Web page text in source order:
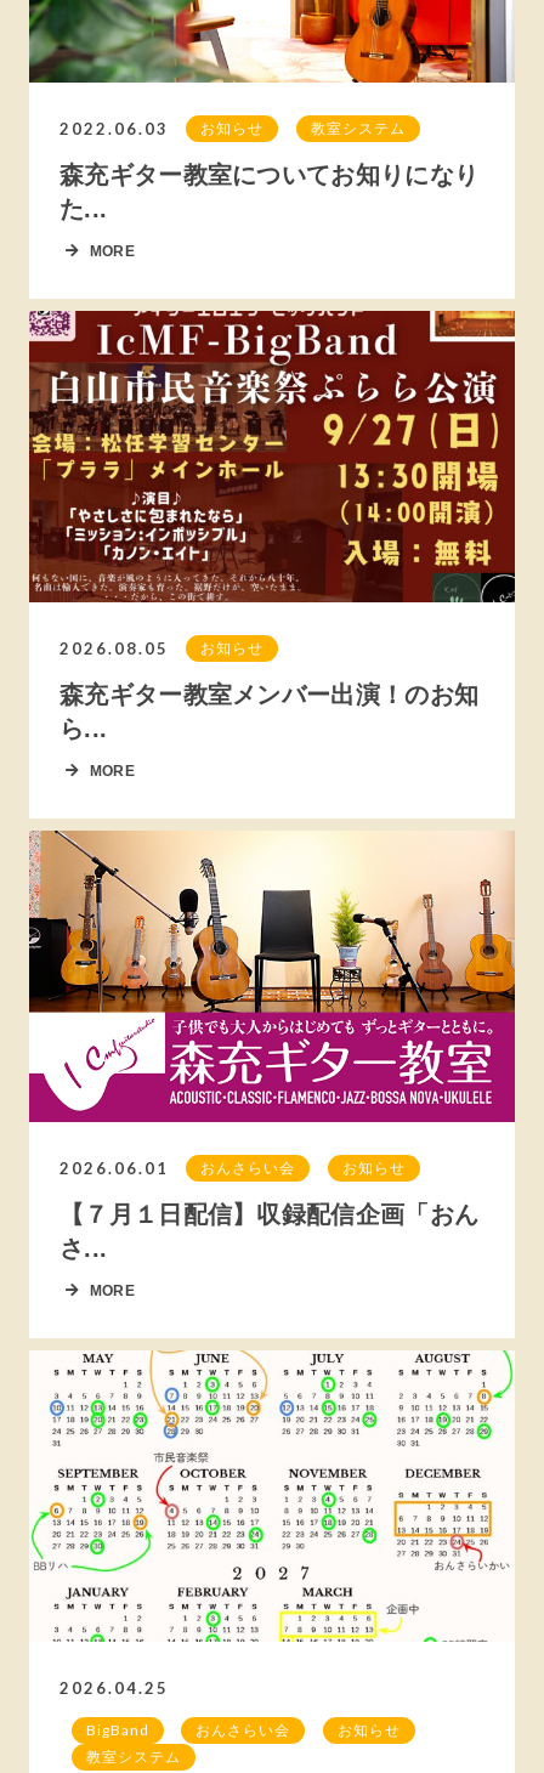
2022.06.03 お知らせ 教室システム
森充ギター教室についてお知りになり
た...
MORE
2026.08.05 お知らせ
森充ギター教室メンバー出演！のお知
ら...
MORE
2026.06.01 おんさらい会 お知らせ
【７月１日配信】収録配信企画「おん
さ...
MORE
2026.04.25
BigBand おんさらい会
お知らせ
教室システム